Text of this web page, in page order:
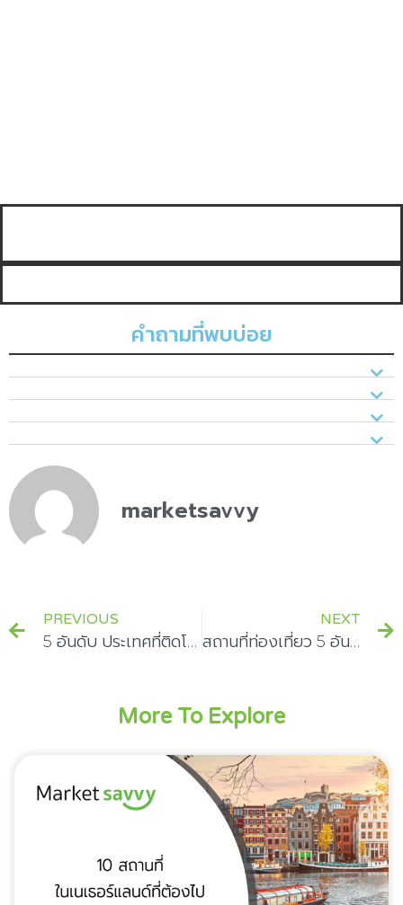
คำถามที่พบบ่อย
marketsavvy
PREVIOUS
5 อันดับ ประเทศที่ติดโพลว่ามีคนเที่ยวมากที่สุด
NEXT
สถานที่ท่องเที่ยว 5 อันดับ ของมาเลเซียที่มีนักท่องเที่ยวไปเยือนมากที่สุด
More To Explore